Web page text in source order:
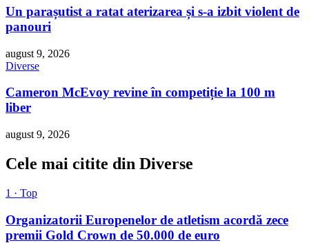
Un parașutist a ratat aterizarea și s-a izbit violent de
panouri
august 9, 2026
Diverse
Cameron McEvoy revine în competiție la 100 m
liber
august 9, 2026
Cele mai citite din Diverse
1 · Top
Organizatorii Europenelor de atletism acordă zece
premii Gold Crown de 50.000 de euro